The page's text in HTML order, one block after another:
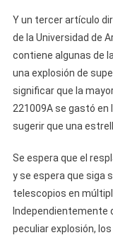
Y un tercer artículo
de la Universidad de
contiene algunas de
una explosión de
significar que la
221009A se gastó en
sugerir que una
Se espera que el
y se espera que siga
telescopios en
Independientemente
peculiar explosión,